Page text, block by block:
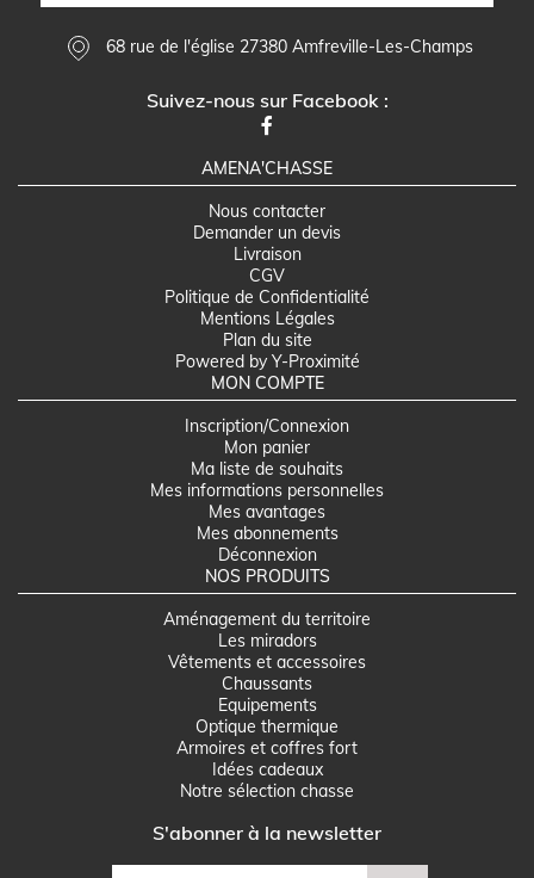
68 rue de l'église 27380 Amfreville-Les-Champs
Suivez-nous sur Facebook :
AMENA'CHASSE
Nous contacter
Demander un devis
Livraison
CGV
Politique de Confidentialité
Mentions Légales
Plan du site
Powered by Y-Proximité
MON COMPTE
Inscription/Connexion
Mon panier
Ma liste de souhaits
Mes informations personnelles
Mes avantages
Mes abonnements
Déconnexion
NOS PRODUITS
Aménagement du territoire
Les miradors
Vêtements et accessoires
Chaussants
Equipements
Optique thermique
Armoires et coffres fort
Idées cadeaux
Notre sélection chasse
S'abonner à la newsletter